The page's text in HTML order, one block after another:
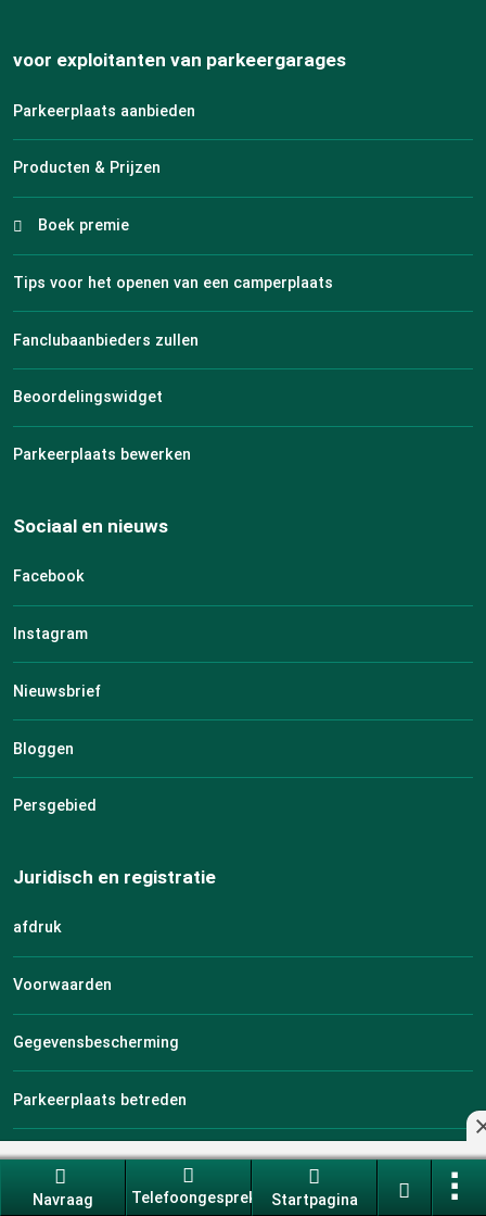
Navraag Telefoongesprek Startpagina
voor exploitanten van parkeergarages
Parkeerplaats aanbieden
Producten & Prijzen
Boek premie
Tips voor het openen van een camperplaats
Fanclubaanbieders zullen
Beoordelingswidget
Parkeerplaats bewerken
Sociaal en nieuws
Facebook
Instagram
Nieuwsbrief
Bloggen
Persgebied
Juridisch en registratie
afdruk
Voorwaarden
Gegevensbescherming
Parkeerplaats betreden
Parkeerplaats bewerken